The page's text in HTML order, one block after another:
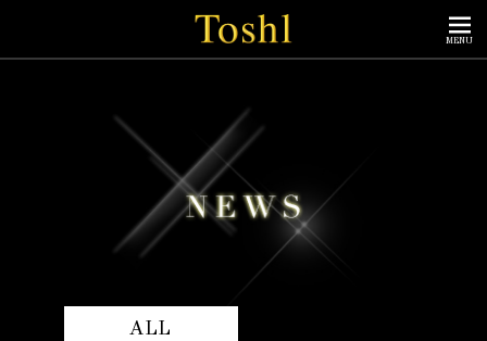
MENU
ALL